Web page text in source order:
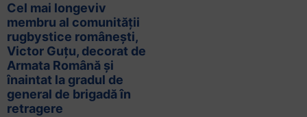
Cel mai longeviv
membru al comunității
rugbystice românești,
Victor Guțu, decorat de
Armata Română și
înaintat la gradul de
general de brigadă în
retragere